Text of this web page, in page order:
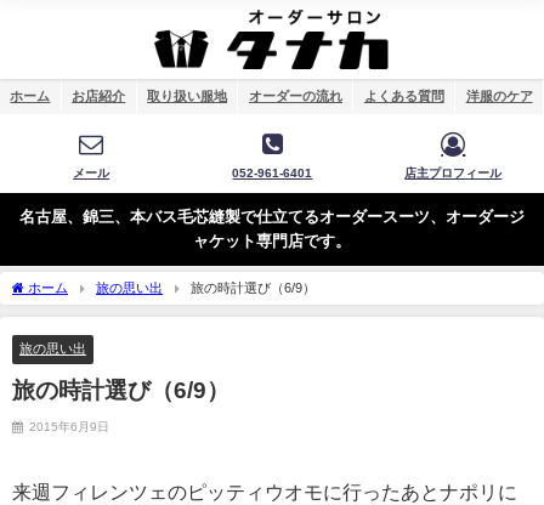
ホーム お店紹介 取り扱い服地 オーダーの流れ よくある質問 洋服のケア
メール 052-961-6401 店主プロフィール
名古屋、錦三、本バス毛芯縫製で仕立てるオーダースーツ、オーダージ
ャケット専門店です。
ホーム 旅の思い出 旅の時計選び（6/9）
旅の思い出
旅の時計選び（6/9）
2015年6月9日
来週フィレンツェのピッティウオモに行ったあとナポリに